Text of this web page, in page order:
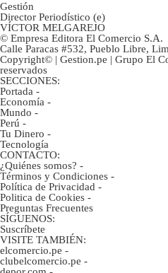
Gestión
Director Periodístico (e)
VÍCTOR MELGAREJO
© Empresa Editora El Comercio S.A.
Calle Paracas #532, Pueblo Libre,
Copyright© | Gestion.pe | Grupo El
reservados
SECCIONES:
Portada -
Economía -
Mundo -
Perú -
Tu Dinero -
Tecnología
CONTACTO:
¿Quiénes somos? -
Términos y Condiciones -
Política de Privacidad -
Politica de Cookies -
Preguntas Frecuentes
SÍGUENOS:
Suscríbete
VISITE TAMBIÉN:
elcomercio.pe -
clubelcomercio.pe -